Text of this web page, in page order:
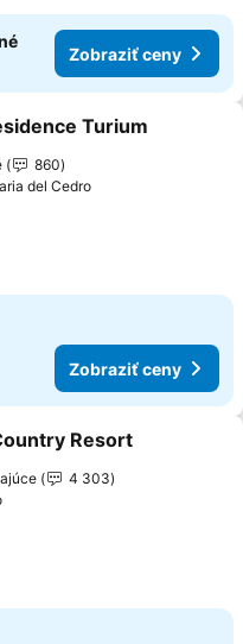
Zobraziť ceny
do obľúbených
Turium
860
del Cedro
Zobraziť ceny
do obľúbených
Resort
4 303